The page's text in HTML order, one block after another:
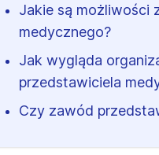
Jakie są możliwości
medycznego?
Jak wygląda
przedstawiciela
Czy zawód